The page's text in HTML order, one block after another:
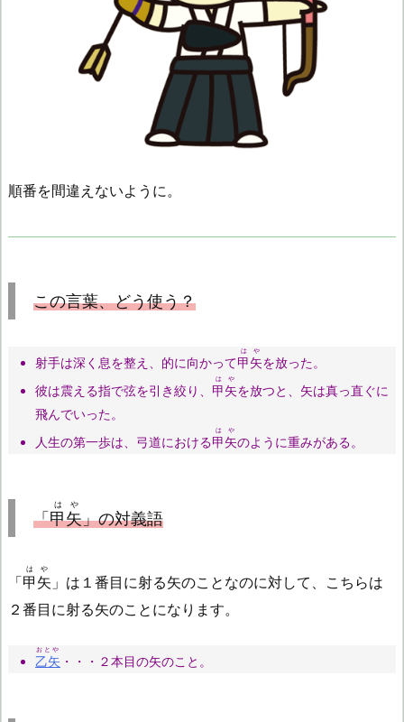
順番を間違えないように。
この言葉、どう使う？
射手は深く息を整え、的に向かって甲矢
はや
を放った。
彼は震える指で弦を引き絞り、 甲矢
はや
を放つと、矢は真っ直ぐに
飛んでいった。
人生の第一歩は、弓道における甲矢
はや
のように重みがある。
「甲矢
はや
」の対義語
「甲矢
はや
」は１番目に射る矢のことなのに対して、こちらは
２番目に射る矢のことになります。
乙矢
おとや
・・・２本目の矢のこと。